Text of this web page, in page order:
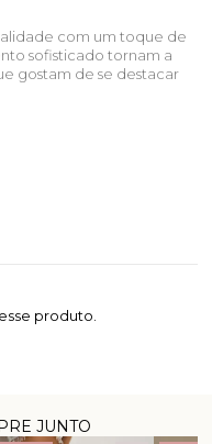
com um toque de
sofisticado tornam a
gostam de se destacar
produto.
JUNTO